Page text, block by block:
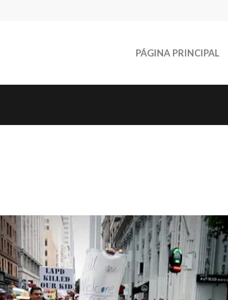
PÁGINA PRINCIPAL